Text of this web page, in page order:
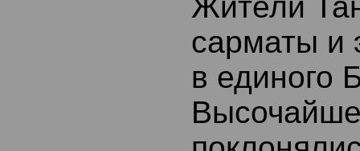
сарматы и
в единого